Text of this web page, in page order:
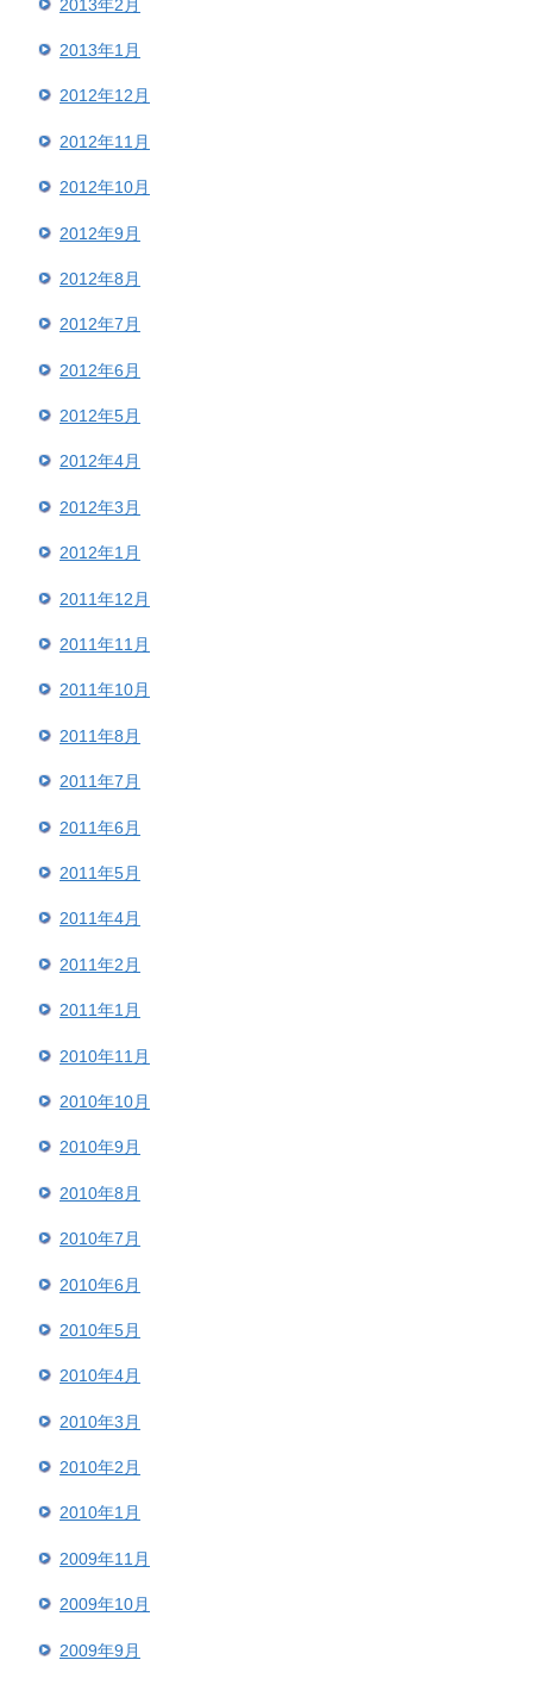
2013年2月
2013年1月
2012年12月
2012年11月
2012年10月
2012年9月
2012年8月
2012年7月
2012年6月
2012年5月
2012年4月
2012年3月
2012年1月
2011年12月
2011年11月
2011年10月
2011年8月
2011年7月
2011年6月
2011年5月
2011年4月
2011年2月
2011年1月
2010年11月
2010年10月
2010年9月
2010年8月
2010年7月
2010年6月
2010年5月
2010年4月
2010年3月
2010年2月
2010年1月
2009年11月
2009年10月
2009年9月